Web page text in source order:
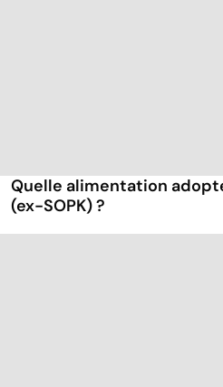
Quelle alimentation
(ex-SOPK) ?